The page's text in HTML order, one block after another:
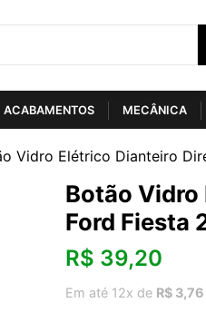
ACABAMENTOS MECÂNICA
Vidro Elétrico Dianteiro
Botão
Ford Fiesta
R$ 39,20
Em até 12x de R$ 3,76